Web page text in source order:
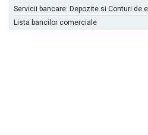
Servicii bancare: Depozite si Conturi de
Lista bancilor comerciale